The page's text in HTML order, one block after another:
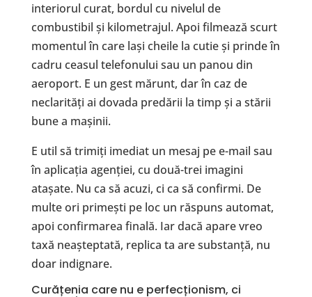
interiorul curat, bordul cu nivelul de
combustibil și kilometrajul. Apoi filmează scurt
momentul în care lași cheile la cutie și prinde în
cadru ceasul telefonului sau un panou din
aeroport. E un gest mărunt, dar în caz de
neclarități ai dovada predării la timp și a stării
bune a mașinii.
E util să trimiți imediat un mesaj pe e-mail sau
în aplicația agenției, cu două-trei imagini
atașate. Nu ca să acuzi, ci ca să confirmi. De
multe ori primești pe loc un răspuns automat,
apoi confirmarea finală. Iar dacă apare vreo
taxă neașteptată, replica ta are substanță, nu
doar indignare.
Curățenia care nu e perfecționism, ci